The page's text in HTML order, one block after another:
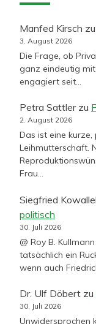
Manfed Kirsch zu
3. August 2026
Die Frage, ob
ganz eindeutig
engagiert seit…
Petra Sattlerzu
2. August 2026
Das ist eine
Leihmutterschaft.
Frau…
Siegfried
politisch
30. Juli 2026
@ Roy B.
tatsächlich ein
wenn auch
Dr. Ulf Döbert zu
30. Juli 2026
Unwidersprochen